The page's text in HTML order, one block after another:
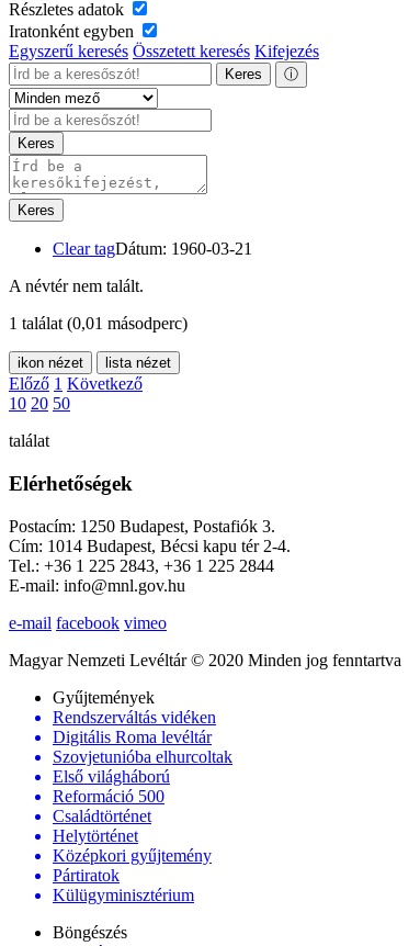
Részletes adatok
Iratonként egyben
Egyszerű keresés Összetett keresés Kifejezés
Keres ⓘ
Keres
Keres
Clear tagDátum: 1960-03-21
A névtér nem talált.
1 találat (0,01 másodperc)
ikon nézet lista nézet
Előző 1 Következő
10 20 50
találat
Elérhetőségek
Postacím: 1250 Budapest, Postafiók 3.
Cím: 1014 Budapest, Bécsi kapu tér 2-4.
Tel.: +36 1 225 2843, +36 1 225 2844
E-mail: info@mnl.gov.hu
e-mail facebook vimeo
Magyar Nemzeti Levéltár © 2020 Minden jog fenntartva
Gyűjtemények
Rendszerváltás vidéken
Digitális Roma levéltár
Szovjetunióba elhurcoltak
Első világháború
Reformáció 500
Családtörténet
Helytörténet
Középkori gyűjtemény
Pártiratok
Külügyminisztérium
Böngészés